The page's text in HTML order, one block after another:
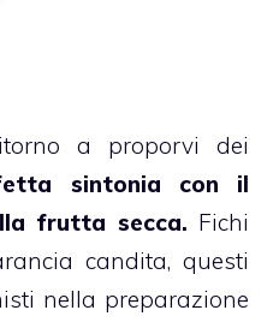
a proporvi dei
sintonia con il
frutta secca. Fichi
candita, questi
nella preparazione